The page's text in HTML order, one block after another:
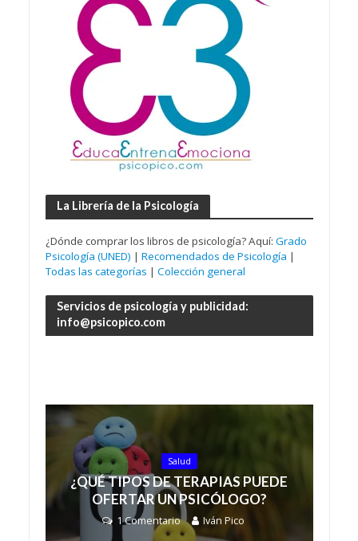
La Librería de la Psicología
¿Dónde comprar los libros de psicología? Aquí: Grado
Psicología (UNED) | Recomendados de Psicología |
Todas las categorías | Colección general
Servicios de psicología y publicidad:
info@psicopico.com
Salud
¿QUÉ TIPOS DE TERAPIAS PUEDE
OFERTAR UN PSICÓLOGO?
1 Comentario Iván Pico